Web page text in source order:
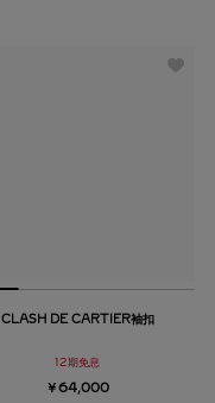
CLASH DE CARTIER袖扣
12期免息
￥64,000